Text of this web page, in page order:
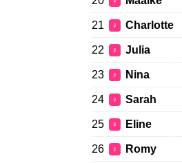
21 ♀ Charlotte
22 ♀ Julia
23 ♀ Nina
24 ♀ Sarah
25 ♀ Eline
26 ♀ Romy